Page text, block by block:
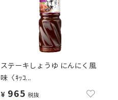
ステーキしょうゆ にんにく風
味〈ｷｯｺ...
¥ 965 税抜